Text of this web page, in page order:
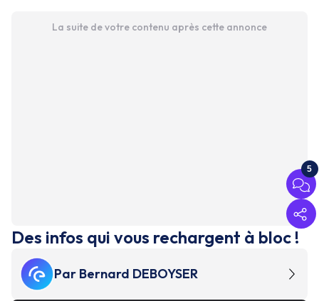
La suite de votre contenu après cette annonce
5
Des infos qui vous rechargent à bloc !
Par Bernard DEBOYSER